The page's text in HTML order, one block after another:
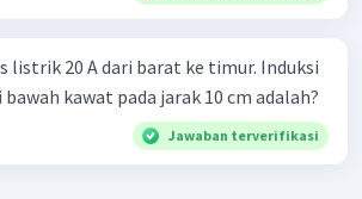
listrik 20 A dari barat ke timur. Induksi
kawat pada jarak 10 cm adalah?
Jawaban terverifikasi